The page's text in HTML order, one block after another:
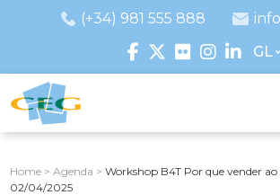
(+34) 981 555 888
GL
Home >Agenda >Workshop B4T Por que vender
02/04/2025